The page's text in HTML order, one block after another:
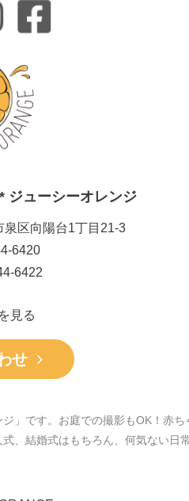
ジューシーオレンジ
区向陽台1丁目21-3
6420
6422
見る
せ
」です。お庭での撮影もOK！赤
、結婚式はもちろん、何気ない日